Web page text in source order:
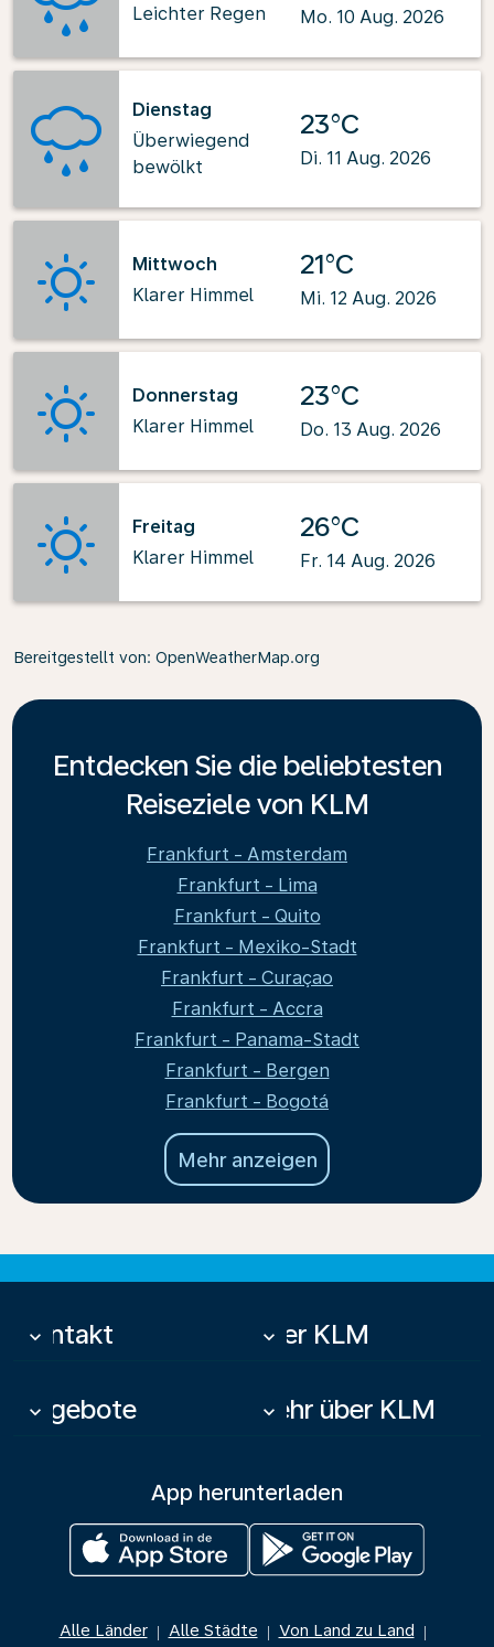
Leichter Regen
Mo. 10 Aug. 2026
Dienstag
Überwiegend
bewölkt
23°C
Di. 11 Aug. 2026
Mittwoch
Klarer Himmel
21°C
Mi. 12 Aug. 2026
Donnerstag
Klarer Himmel
23°C
Do. 13 Aug. 2026
Freitag
Klarer Himmel
26°C
Fr. 14 Aug. 2026
Bereitgestellt von: OpenWeatherMap.org
Entdecken Sie die beliebtesten
Reiseziele von KLM
Frankfurt - Amsterdam
Frankfurt - Lima
Frankfurt - Quito
Frankfurt - Mexiko-Stadt
Frankfurt - Curaçao
Frankfurt - Accra
Frankfurt - Panama-Stadt
Frankfurt - Bergen
Frankfurt - Bogotá
Mehr anzeigen
Kontakt
keyboard_arrow_down Über KLM
keyboard_arrow_down
Angebote
keyboard_arrow_down Mehr über KLM
keyboard_arrow_down
App herunterladen
Alle Länder | Alle Städte | Von Land zu Land |